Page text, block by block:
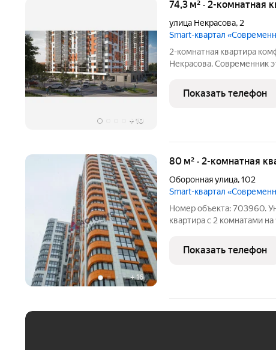
+ 10
74,3 м² · 2-комнатная
улица Некрасова, 2
Smart-квартал
2-комнатная квартира
Некрасова. Современник это комплекс в районе с развитой
прямо в ЖК. Квартиры
оштукатуренные
Показать телефон
+16
80 м² · 2-комнатная
Оборонная улица,102
Smart-квартал
Номер объекта: 703960.
квартира с 2 комнатами
комфортный вариант для
уют.Квартира
Показать телефон